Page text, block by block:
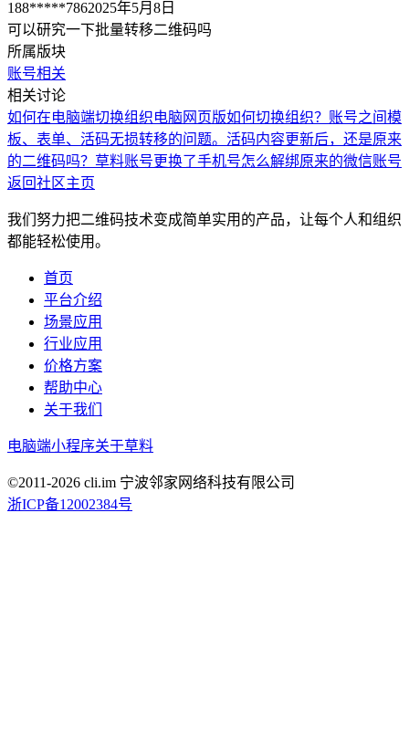
188*****7862025年5月8日
可以研究一下批量转移二维码吗
所属版块
账号相关
相关讨论
如何在电脑端切换组织电脑网页版如何切换组织？ 账号之间模
板、表单、活码无损转移的问题。 活码内容更新后，还是原来
的二维码吗？ 草料账号更换了手机号怎么解绑原来的微信账号
返回社区主页
我们努力把二维码技术变成简单实用的产品，让每个人和组织
都能轻松使用。
首页
平台介绍
场景应用
行业应用
价格方案
帮助中心
关于我们
电脑端小程序关于草料
©2011-2026 cli.im 宁波邻家网络科技有限公司
浙ICP备12002384号